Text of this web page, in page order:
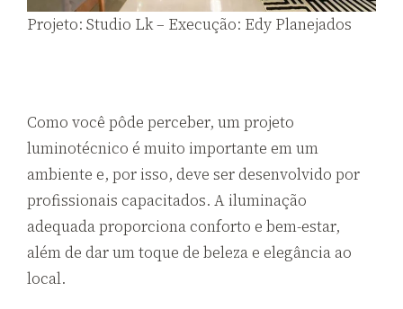
Projeto: Studio Lk – Execução: Edy Planejados
Como você pôde perceber, um projeto
luminotécnico é muito importante em um
ambiente e, por isso, deve ser desenvolvido por
profissionais capacitados. A iluminação
adequada proporciona conforto e bem-estar,
além de dar um toque de beleza e elegância ao
local.